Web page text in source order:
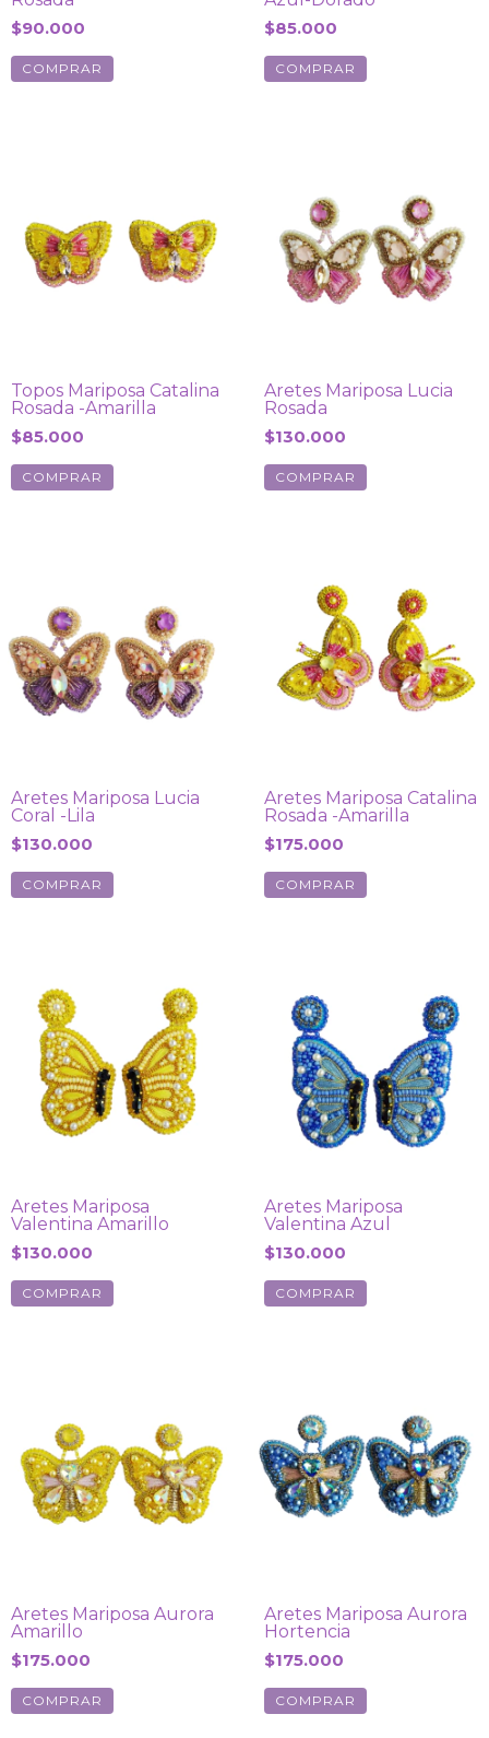
$90.000
$85.000
Topos Mariposa Catalina
Rosada -Amarilla
$85.000
Aretes Mariposa Lucia
Rosada
$130.000
Aretes Mariposa Lucia
Coral -Lila
$130.000
Aretes Mariposa Catalina
Rosada -Amarilla
$175.000
Aretes Mariposa
Valentina Amarillo
$130.000
Aretes Mariposa
Valentina Azul
$130.000
Aretes Mariposa Aurora
Amarillo
$175.000
Aretes Mariposa Aurora
Hortencia
$175.000